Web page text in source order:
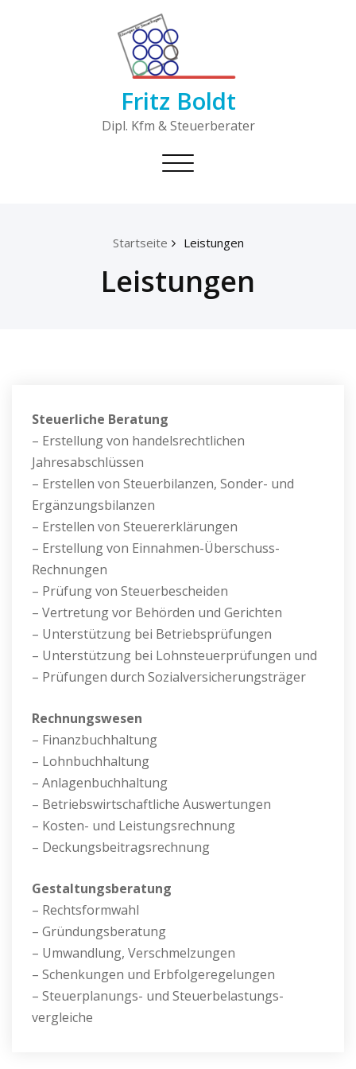
Fritz Boldt
Dipl. Kfm & Steuerberater
Toggle
Startseite Leistungen
Leistungen
Steuerliche Beratung
– Erstellung von handelsrechtlichen
Jahresabschlüssen
– Erstellen von Steuerbilanzen, Sonder- und
Ergänzungsbilanzen
– Erstellen von Steuererklärungen
– Erstellung von Einnahmen-Überschuss-
Rechnungen
– Prüfung von Steuerbescheiden
– Vertretung vor Behörden und Gerichten
– Unterstützung bei Betriebsprüfungen
– Unterstützung bei Lohnsteuerprüfungen und
– Prüfungen durch Sozialversicherungsträger
Rechnungswesen
– Finanzbuchhaltung
– Lohnbuchhaltung
– Anlagenbuchhaltung
– Betriebswirtschaftliche Auswertungen
– Kosten- und Leistungsrechnung
– Deckungsbeitragsrechnung
Gestaltungsberatung
– Rechtsformwahl
– Gründungsberatung
– Umwandlung, Verschmelzungen
– Schenkungen und Erbfolgeregelungen
– Steuerplanungs- und Steuerbelastungs-
vergleiche